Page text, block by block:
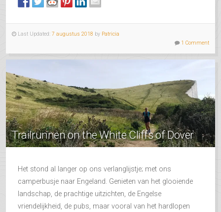
Last Updated: 7 augustus 2018 by Patricia
1 Comment
Trailrunnen on the White Cliffs of Dover
Het stond al langer op ons verlanglijstje; met ons
camperbusje naar Engeland. Genieten van het glooiende
landschap, de prachtige uitzichten, de Engelse
vriendelijkheid, de pubs, maar vooral van het hardlopen